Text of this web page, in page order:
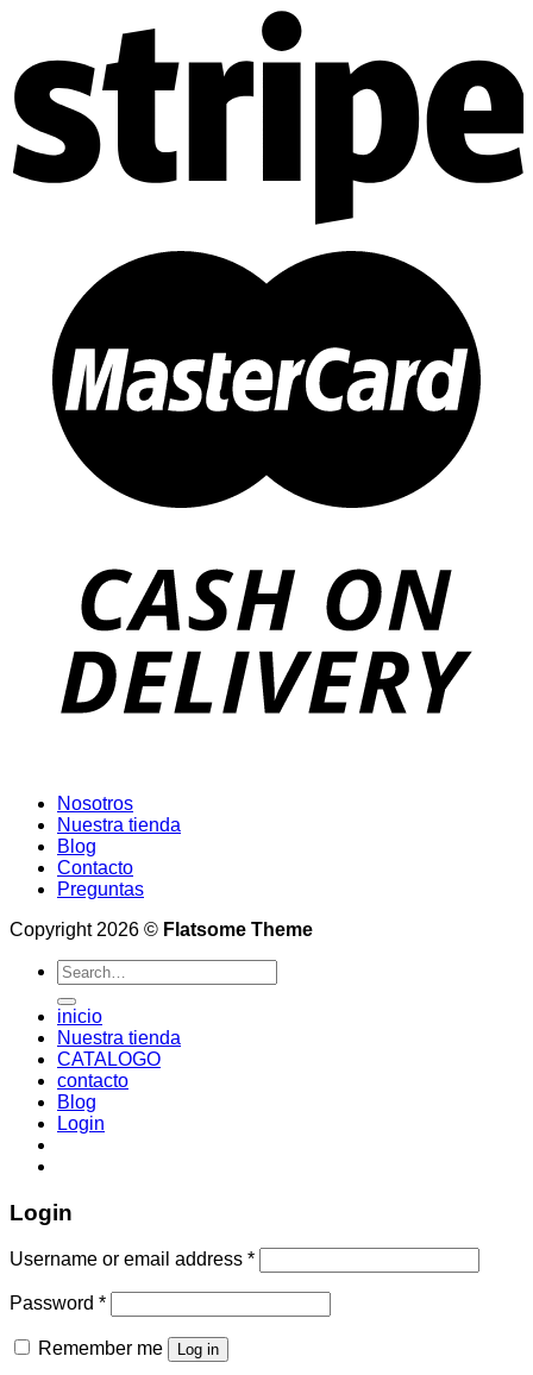
Nosotros
Nuestra tienda
Blog
Contacto
Preguntas
Copyright 2026 © Flatsome Theme
Search
for:
inicio
Nuestra tienda
CATALOGO
contacto
Blog
Login
Login
Username or email address *
Password *
Remember me Log in